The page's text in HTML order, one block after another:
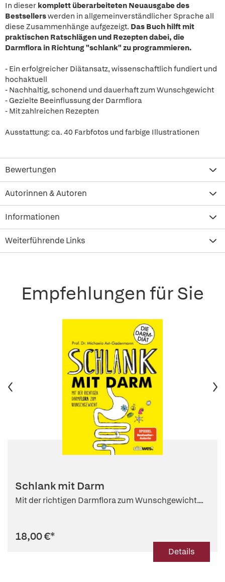
In dieser komplett überarbeiteten Neuausgabe des
Bestsellerswerden in allgemeinverständlicher Sprache all
diese Zusammenhänge aufgezeigt. Das Buch hilft mit
praktischen Ratschlägen und Rezepten dabei, die
Darmflora in Richtung "schlank" zu programmieren.
- Ein erfolgreicher Diätansatz, wissenschaftlich fundiert und
hochaktuell
- Nachhaltig, schonend und dauerhaft zum Wunschgewicht
- Gezielte Beeinflussung der Darmflora
- Mit zahlreichen Rezepten
Ausstattung: ca. 40 Farbfotos und farbige Illustrationen
Bewertungen
Autorinnen & Autoren
Informationen
Weiterführende Links
Empfehlungen für Sie
Schlank mit Darm
Mit der richtigen Darmflora zum Wunschgewicht....
18,00 €*
Details